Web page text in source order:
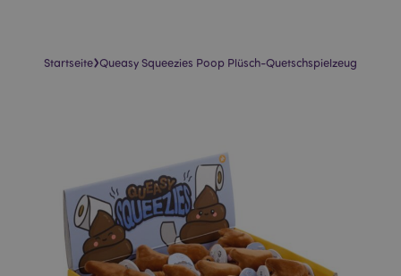
Startseite›Queasy Squeezies Poop Plüsch-Quetschspielzeug